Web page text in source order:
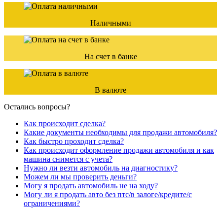
Наличными
На счет в банке
В валюте
Остались вопросы?
Как происходит сделка?
Какие документы необходимы для продажи автомобиля?
Как быстро проходит сделка?
Как происходит оформление продажи автомобиля и как
машина снимется с учета?
Нужно ли везти автомобиль на диагностику?
Можем ли мы проверить деньги?
Могу я продать автомобиль не на ходу?
Могу ли я продать авто без птс/в залоге/кредите/с
ограничениями?